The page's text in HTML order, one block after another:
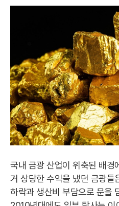
국내 금광 산업이 위축된 배경
거 상당한 수익을 냈던 금광
하락과 생산비 부담으로 문을